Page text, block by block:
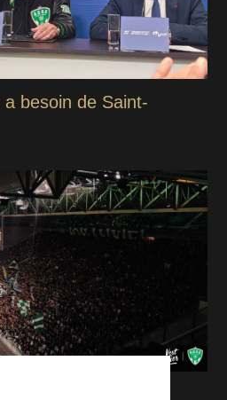
besoin de Saint-
: L’ASSE prend une